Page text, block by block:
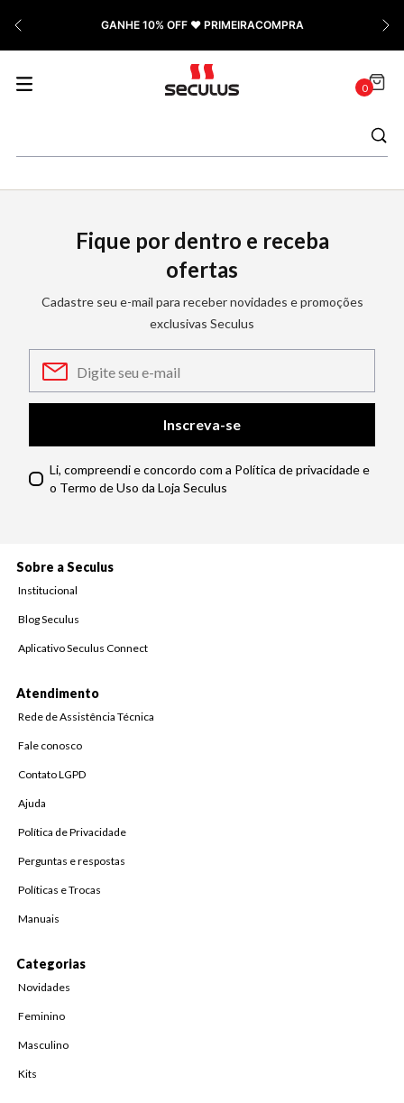
GANHE 10% OFF ❤️ PRIMEIRACOMPRA
0
Fique por dentro e receba
ofertas
Cadastre seu e-mail para receber novidades e promoções
exclusivas Seculus
Inscreva-se
Li, compreendi e concordo com a Política de privacidade e
o Termo de Uso da Loja Seculus
Sobre a Seculus
Institucional
Blog Seculus
Aplicativo Seculus Connect
Atendimento
Rede de Assistência Técnica
Fale conosco
Contato LGPD
Ajuda
Política de Privacidade
Perguntas e respostas
Políticas e Trocas
Manuais
Categorias
Novidades
Feminino
Masculino
Kits